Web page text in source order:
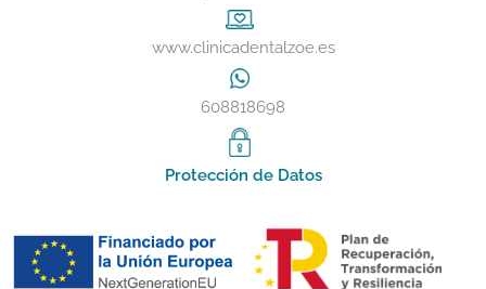
www.clinicadentalzoe.es
608818698
Protección de Datos